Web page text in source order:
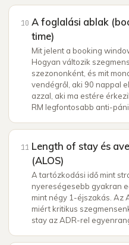
10 A foglalási ablak
time)
Mit jelent a booking
Hogyan változik
szezononként, és mit
vendégről, aki 90 nappal
azzal, aki ma estére
RM legfontosabb anti-
11 Length of stay és
(ALOS)
A tartózkodási idő mint
nyereségesebb gyakran
mint négy 1-éjszakás. Az
miért kritikus
stay az ADR-rel